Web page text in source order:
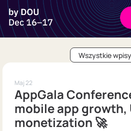
Wszystkie wpisy
Maj 22
AppGala
mobile app growth,
monetization 🚀